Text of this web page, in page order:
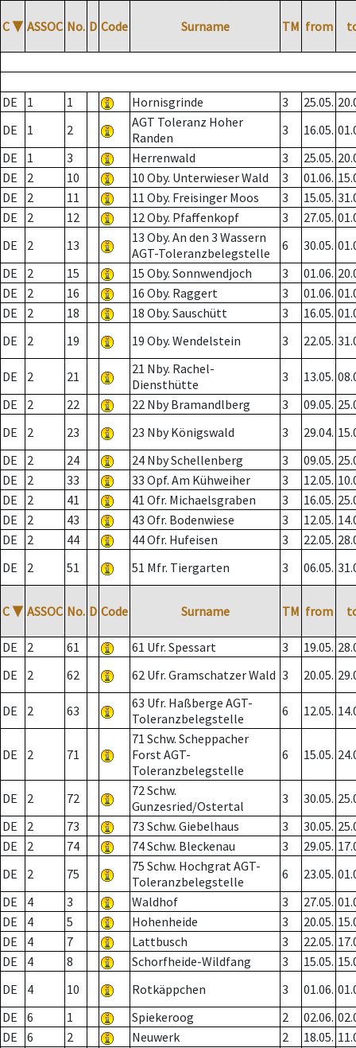
C ▼ ASSOC No. D Code Surname TM from
DE 1 1 Hornisgrinde 3 25.05.
DE
1 2
AGT Toleranz Hoher
Randen
3 16.05.
DE
1 3 Herrenwald 3 25.05.
DE
2 10 10 Oby. Unterwieser Wald 3 01.06.
DE
2 11 11 Oby. Freisinger Moos 3 15.05.
DE
2 12 12 Oby. Pfaffenkopf 3 27.05.
DE
2 13
13 Oby. An den 3 Wassern
AGT-Toleranzbelegstelle
6 30.05.
DE
2 15 15 Oby. Sonnwendjoch 3 01.06.
DE
2 16 16 Oby. Raggert 3 01.06.
DE
2 18 18 Oby. Sauschütt 3 16.05.
DE
2 19 19 Oby. Wendelstein 3 22.05.
DE 2 21
21 Nby. Rachel-
Diensthütte
3 13.05.
DE
2 22 22 Nby Bramandlberg 3 09.05.
DE
2 23 23 Nby Königswald 3 29.04.
DE
2 24 24 Nby Schellenberg 3 09.05.
DE
2 33 33 Opf. Am Kühweiher 3 12.05.
DE
2 41 41 Ofr. Michaelsgraben 3 16.05.
DE
2 43 43 Ofr. Bodenwiese 3 12.05.
DE
2 44 44 Ofr. Hufeisen 3 22.05.
DE
2 51 51 Mfr. Tiergarten 3 06.05.
C ▼ ASSOC No. D Code Surname TM from
DE 2 61 61 Ufr. Spessart 3 19.05.
DE
2 62 62 Ufr. Gramschatzer Wald 3 20.05.
DE 2 63
63 Ufr. Haßberge AGT-
Toleranzbelegstelle
6 12.05.
DE 2 71
71 Schw. Scheppacher
Forst AGT-
Toleranzbelegstelle
6 15.05.
DE 2 72
72 Schw.
Gunzesried/Ostertal
3 30.05.
DE
2 73 73 Schw. Giebelhaus 3 30.05.
DE
2 74 74 Schw. Bleckenau 3 29.05.
DE
2 75
75 Schw. Hochgrat AGT-
Toleranzbelegstelle
6 23.05.
DE
4 3 Waldhof 3 27.05.
DE
4 5 Hohenheide 3 20.05.
DE
4 7 Lattbusch 3 22.05.
DE
4 8 Schorfheide-Wildfang 3 15.05.
DE
4 10 Rotkäppchen 3 01.06.
DE
6 1 Spiekeroog 2 02.06.
DE
6 2 Neuwerk 2 18.05.